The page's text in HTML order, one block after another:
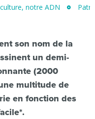
notre ADN
son nom de la
un demi-
(2000
multitude de
en fonction des